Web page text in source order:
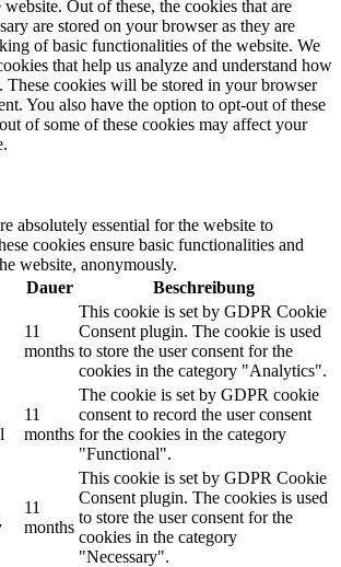
Out of these, the cookies that are
are stored on your browser as they are
of basic functionalities of the website. We
that help us analyze and understand how
These cookies will be stored in your browser
You also have the option to opt-out of these
of some of these cookies may affect your
absolutely essential for the website to
cookies ensure basic functionalities and
website, anonymously.
Dauer Beschreibung
11
months
This cookie is set by GDPR Cookie
Consent plugin. The cookie is used
to store the user consent for the
cookies in the category "Analytics".
11
months
The cookie is set by GDPR cookie
consent to record the user consent
for the cookies in the category
"Functional".
11
months
This cookie is set by GDPR Cookie
Consent plugin. The cookies is used
to store the user consent for the
cookies in the category
"Necessary".